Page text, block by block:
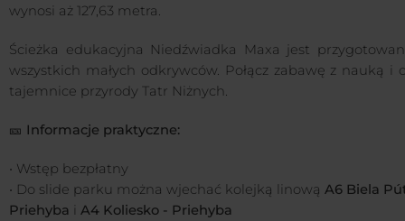
wynosi aż 127,63 metra.
Ścieżka edukacyjna Niedźwiadka Maxa jest
wszystkich małych odkrywców. Połącz zabawę z nauką i
tajemnice przyrody Tatr Niżnych.
🎫 Informacje praktyczne:
• Wstęp bezpłatny
• Do slide parku można wjechać kolejką linową A6 Biela
Priehyba
A4 Koliesko - Priehyba